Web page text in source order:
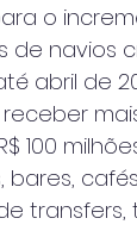
o
navios
abril de
100